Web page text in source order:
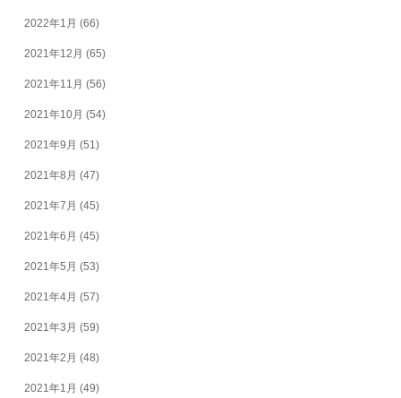
2022年1月 (66)
2021年12月 (65)
2021年11月 (56)
2021年10月 (54)
2021年9月 (51)
2021年8月 (47)
2021年7月 (45)
2021年6月 (45)
2021年5月 (53)
2021年4月 (57)
2021年3月 (59)
2021年2月 (48)
2021年1月 (49)